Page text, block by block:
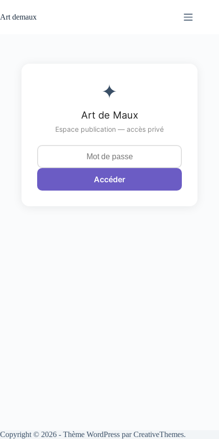
au
contenu
Art demaux
✦
Art de Maux
Espace publication — accès privé
Accéder
Copyright © 2026 - Thème WordPress parCreativeThemes.